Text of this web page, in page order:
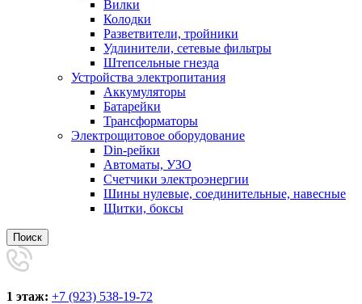
Вилки
Колодки
Разветвители, тройники
Удлинители, сетевые фильтры
Штепсельные гнезда
Устройства электропитания
Аккумуляторы
Батарейки
Трансформаторы
Электрощитовое оборудование
Din-рейки
Автоматы, УЗО
Счетчики электроэнергии
Шины нулевые, соединительные, навесные
Щитки, боксы
Поиск
1 этаж: +7 (923) 538-19-72